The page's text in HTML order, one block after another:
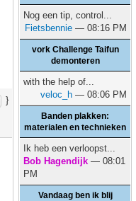
}
Nog een tip, control...
Fietsbennie — 08:16 PM
vork Challenge Taifun
demonteren
with the help of...
veloc_h — 08:06 PM
Banden plakken:
materialen en technieken
Ik heb een verloopst...
Bob Hagendijk — 08:01
PM
Vandaag ben ik blij